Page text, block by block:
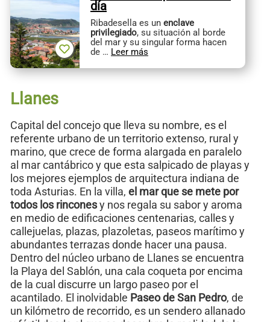
día
Ribadesella es un enclave
privilegiado, su situación al borde
del mar y su singular forma hacen
de … Leer más
Llanes
Capital del concejo que lleva su nombre, es el
referente urbano de un territorio extenso, rural y
marino, que crece de forma alargada en paralelo
al mar cantábrico y que esta salpicado de playas y
los mejores ejemplos de arquitectura indiana de
toda Asturias. En la villa, el mar que se mete por
todos los rinconesy nos regala su sabor y aroma
en medio de edificaciones centenarias, calles y
callejuelas, plazas, plazoletas, paseos marítimo y
abundantes terrazas donde hacer una pausa.
Dentro del núcleo urbano de Llanes se encuentra
la Playa del Sablón, una cala coqueta por encima
de la cual discurre un largo paseo por el
acantilado. El inolvidable Paseo de San Pedro, de
un kilómetro de recorrido, es un sendero allanado